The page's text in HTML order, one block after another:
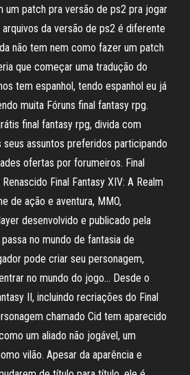
um patch pra versão de ps2 pra jogar
da versão de ps2 é diferente
não tem nem como fazer um patch
que começar uma tradução do
tem espanhol, tendo espanhol eu já
muita Fóruns final fantasy rpg.
final fantasy rpg, divida com
assuntos preferidos participando
ofertas por forumeiros. Final
Final Fantasy XIV: A Realm
de ação e aventura, MMO,
desenvolvido e publicado pela
no mundo de fantasia de
pode criar seu personagem,
no mundo do jogo… Desde o
II, incluindo recriações do Final
chamado Cid tem aparecido
um aliado não jogável, um
vilão. Apesar da aparência e